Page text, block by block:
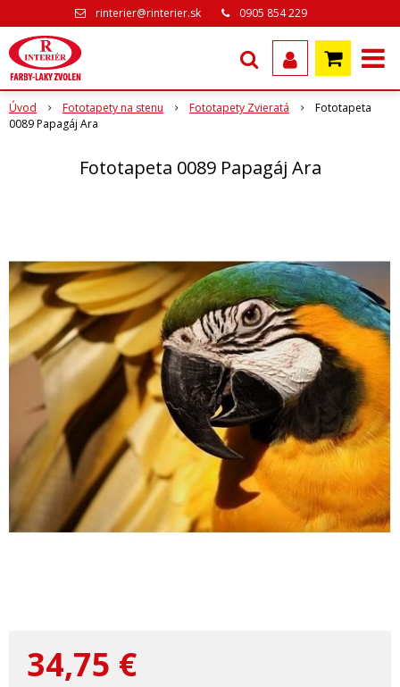
rinterier@rinterier.sk 0905 854 229
Úvod Fototapety na stenu Fototapety Zvieratá
Fototapeta
0089 Papagáj Ara
Fototapeta 0089 Papagáj Ara
34,75 €